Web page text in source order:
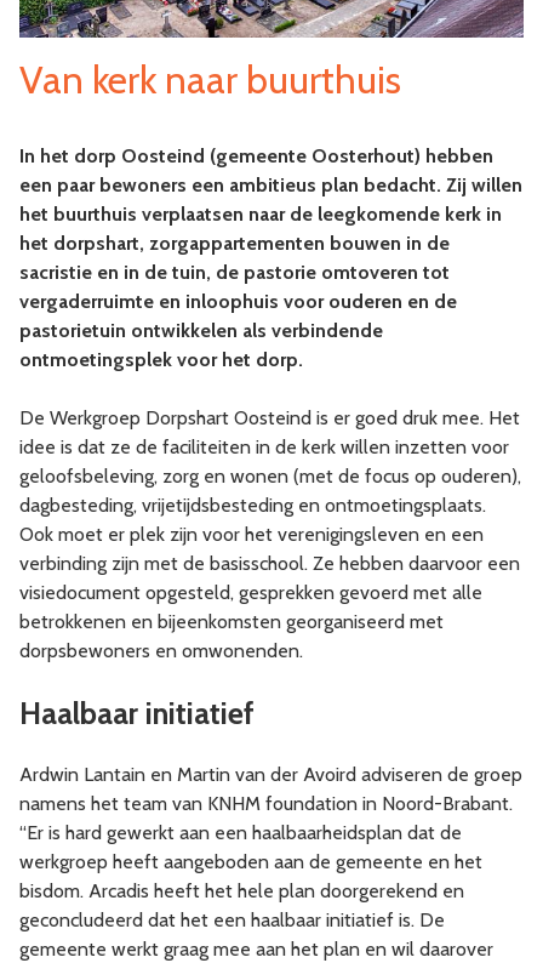
Van kerk naar buurthuis
In het dorp Oosteind (gemeente Oosterhout) hebben
een paar bewoners een ambitieus plan bedacht. Zij willen
het buurthuis verplaatsen naar de leegkomende kerk in
het dorpshart, zorgappartementen bouwen in de
sacristie en in de tuin, de pastorie omtoveren tot
vergaderruimte en inloophuis voor ouderen en de
pastorietuin ontwikkelen als verbindende
ontmoetingsplek voor het dorp.
De Werkgroep Dorpshart Oosteind is er goed druk mee. Het
idee is dat ze de faciliteiten in de kerk willen inzetten voor
geloofsbeleving, zorg en wonen (met de focus op ouderen),
dagbesteding, vrijetijdsbesteding en ontmoetingsplaats.
Ook moet er plek zijn voor het verenigingsleven en een
verbinding zijn met de basisschool. Ze hebben daarvoor een
visiedocument opgesteld, gesprekken gevoerd met alle
betrokkenen en bijeenkomsten georganiseerd met
dorpsbewoners en omwonenden.
Haalbaar initiatief
Ardwin Lantain en Martin van der Avoird adviseren de groep
namens het team van KNHM foundation in Noord-Brabant.
“Er is hard gewerkt aan een haalbaarheidsplan dat de
werkgroep heeft aangeboden aan de gemeente en het
bisdom. Arcadis heeft het hele plan doorgerekend en
geconcludeerd dat het een haalbaar initiatief is. De
gemeente werkt graag mee aan het plan en wil daarover